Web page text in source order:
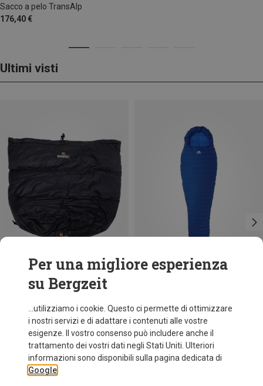
Sacco a pelo TransAlp
176,40 €
Ultimi visti
Risparmi 23%
Mountain Equipment
Sacco a pelo TransAlp
176,40 €
Per una migliore esperienza
su Bergzeit
...utilizziamo i cookie. Questo ci permette di ottimizzare
i nostri servizi e di adattare i contenuti alle vostre
esigenze. Il vostro consenso può includere anche il
trattamento dei vostri dati negli Stati Uniti. Ulteriori
informazioni sono disponibili sulla pagina dedicata di
Google